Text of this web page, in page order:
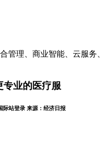
管理、商业智能、云服务
专业的医疗服
际站登录 来源： 经济日报